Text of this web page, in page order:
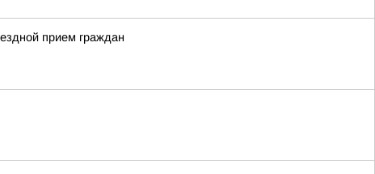
прием граждан